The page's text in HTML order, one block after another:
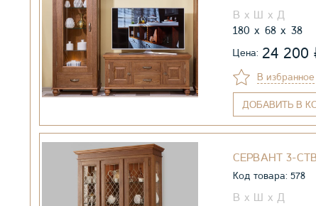
180 68 38
Цена: 24 200
В избранное
ДОБАВИТЬ В
СЕРВАНТ 3-
Код товара: 578